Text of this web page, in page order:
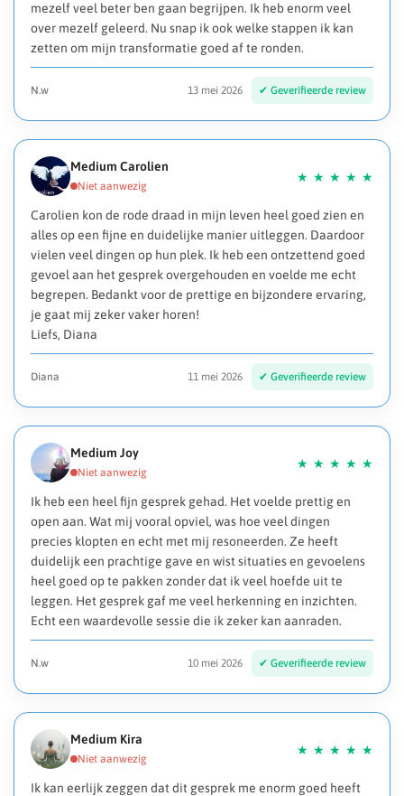
mezelf veel beter ben gaan begrijpen. Ik heb enorm veel
over mezelf geleerd. Nu snap ik ook welke stappen ik kan
zetten om mijn transformatie goed af te ronden.
N.w 13 mei 2026
Medium Carolien
Carolien kon de rode draad in mijn leven heel goed zien en
alles op een fijne en duidelijke manier uitleggen. Daardoor
vielen veel dingen op hun plek. Ik heb een ontzettend goed
gevoel aan het gesprek overgehouden en voelde me echt
begrepen. Bedankt voor de prettige en bijzondere ervaring,
je gaat mij zeker vaker horen!
Liefs, Diana
Diana 11 mei 2026
Medium Joy
Ik heb een heel fijn gesprek gehad. Het voelde prettig en
open aan. Wat mij vooral opviel, was hoe veel dingen
precies klopten en echt met mij resoneerden. Ze heeft
duidelijk een prachtige gave en wist situaties en gevoelens
heel goed op te pakken zonder dat ik veel hoefde uit te
leggen. Het gesprek gaf me veel herkenning en inzichten.
Echt een waardevolle sessie die ik zeker kan aanraden.
N.w 10 mei 2026
Medium Kira
Ik kan eerlijk zeggen dat dit gesprek me enorm goed heeft